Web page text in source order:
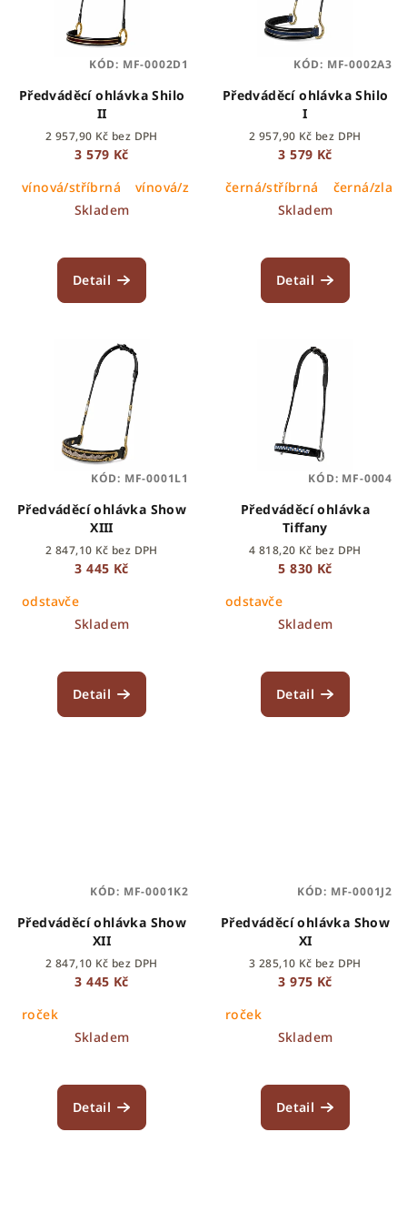
oPředváděcí ohlávka Shilo
II
2 957,90 Kč bez DPH
3 579 Kč
vínová/stříbrná
vínová/zlatá
vínová/černá
Skladem
Detail
KÓD: MF-0002D1
Předváděcí ohlávka Shilo
I
2 957,90 Kč bez DPH
3 579 Kč
černá/stříbrná
černá/zlatá
Skladem
Detail
KÓD: MF-0002A3
Předváděcí ohlávka Show
XIII
2 847,10 Kč bez DPH
3 445 Kč
odstavče
Skladem
Detail
KÓD: MF-0001L1
Předváděcí ohlávka
Tiffany
4 818,20 Kč bez DPH
5 830 Kč
odstavče
Skladem
Detail
KÓD: MF-0004
Předváděcí ohlávka Show
XII
2 847,10 Kč bez DPH
3 445 Kč
roček
Skladem
Detail
KÓD: MF-0001K2
Předváděcí ohlávka Show
XI
3 285,10 Kč bez DPH
3 975 Kč
roček
Skladem
Detail
KÓD: MF-0001J2